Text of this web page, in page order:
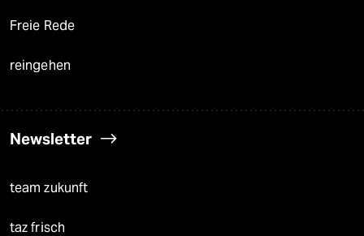
Freie Rede
reingehen
Newsletter
team zukunft
taz frisch